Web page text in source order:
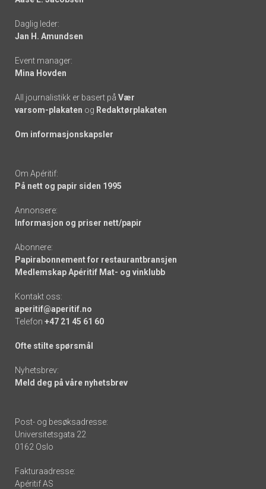
-
links
Daglig leder:
Jan H. Amundsen
Event manager:
Mina Hovden
All journalistikk er basert på Vær
varsom-plakaten og Redaktørplakaten
Om informasjonskapsler
Om Apéritif:
På nett og papir siden 1995
Annonsere:
Informasjon og priser nett/papir
Abonnere:
Papirabonnement for restaurantbransjen
Medlemskap Apéritif Mat- og vinklubb
Kontakt oss:
aperitif@aperitif.no
Telefon +47 21 45 61 60
Ofte stilte spørsmål
Nyhetsbrev:
Meld deg på våre nyhetsbrev
Post- og besøksadresse:
Universitetsgata 22
0162 Oslo
Fakturaadresse:
Apéritif AS